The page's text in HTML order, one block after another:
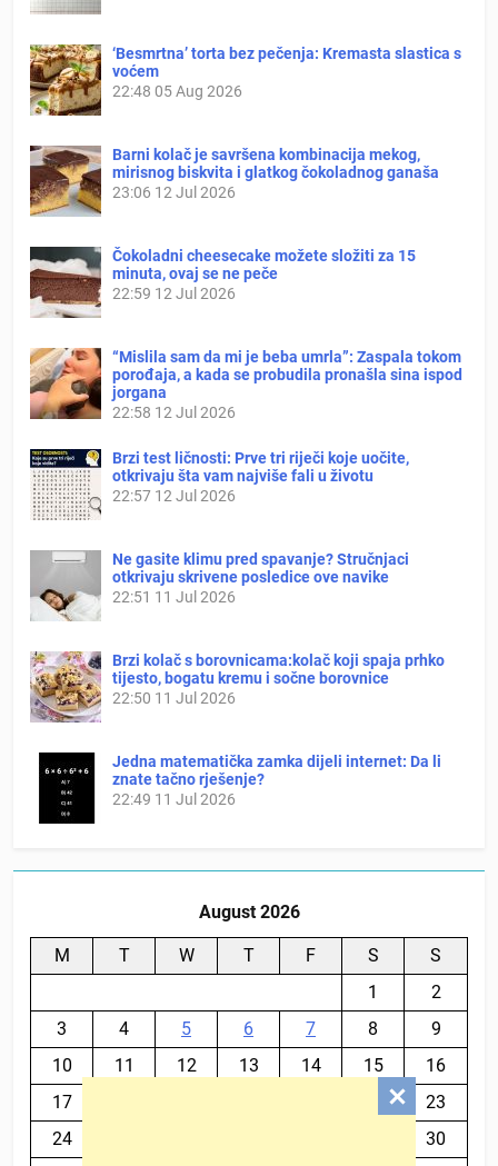
‘Besmrtna’ torta bez pečenja: Kremasta slastica s
voćem
22:48 05 Aug 2026
Barni kolač je savršena kombinacija mekog,
mirisnog biskvita i glatkog čokoladnog ganaša
23:06 12 Jul 2026
Čokoladni cheesecake možete složiti za 15
minuta, ovaj se ne peče
22:59 12 Jul 2026
“Mislila sam da mi je beba umrla”: Zaspala tokom
porođaja, a kada se probudila pronašla sina ispod
jorgana
22:58 12 Jul 2026
Brzi test ličnosti: Prve tri riječi koje uočite,
otkrivaju šta vam najviše fali u životu
22:57 12 Jul 2026
Ne gasite klimu pred spavanje? Stručnjaci
otkrivaju skrivene posledice ove navike
22:51 11 Jul 2026
Brzi kolač s borovnicama:kolač koji spaja prhko
tijesto, bogatu kremu i sočne borovnice
22:50 11 Jul 2026
Jedna matematička zamka dijeli internet: Da li
znate tačno rješenje?
22:49 11 Jul 2026
August 2026
M T W T F S
S
1
2
3
4 5 6 7 8
9
10
11 12 13 14 15
16
17
23
24
30